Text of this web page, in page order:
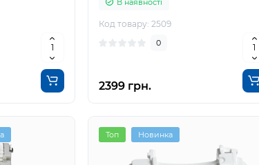
В наявності
Код товару: 2509
0
2399 грн.
Топ Новинка